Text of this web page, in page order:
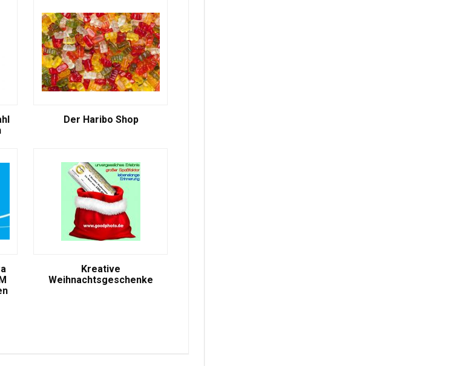
Der Haribo Shop
Kreative
Weihnachtsgeschenke